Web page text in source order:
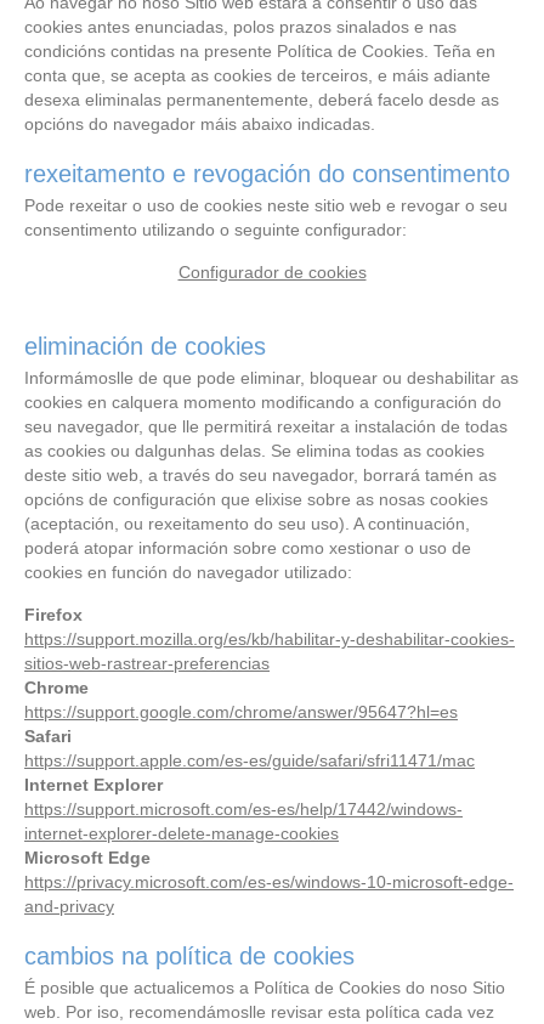
cookies antes enunciadas, polos prazos sinalados e nas
condicións contidas na presente Política de Cookies. Teña en
conta que, se acepta as cookies de terceiros, e máis adiante
desexa eliminalas permanentemente, deberá facelo desde as
opcións do navegador máis abaixo indicadas.
rexeitamento e revogación do consentimento
Pode rexeitar o uso de cookies neste sitio web e revogar o seu
consentimento utilizando o seguinte configurador:
Configurador de cookies
eliminación de cookies
Informámoslle de que pode eliminar, bloquear ou deshabilitar as
cookies en calquera momento modificando a configuración do
seu navegador, que lle permitirá rexeitar a instalación de todas
as cookies ou dalgunhas delas. Se elimina todas as cookies
deste sitio web, a través do seu navegador, borrará tamén as
opcións de configuración que elixise sobre as nosas cookies
(aceptación, ou rexeitamento do seu uso). A continuación,
poderá atopar información sobre como xestionar o uso de
cookies en función do navegador utilizado:
Firefox
https://support.mozilla.org/es/kb/habilitar-y-deshabilitar-cookies-
sitios-web-rastrear-preferencias
Chrome
https://support.google.com/chrome/answer/95647?hl=es
Safari
https://support.apple.com/es-es/guide/safari/sfri11471/mac
Internet Explorer
https://support.microsoft.com/es-es/help/17442/windows-
internet-explorer-delete-manage-cookies
Microsoft Edge
https://privacy.microsoft.com/es-es/windows-10-microsoft-edge-
and-privacy
cambios na política de cookies
É posible que actualicemos a Política de Cookies do noso Sitio
web. Por iso, recomendámoslle revisar esta política cada vez